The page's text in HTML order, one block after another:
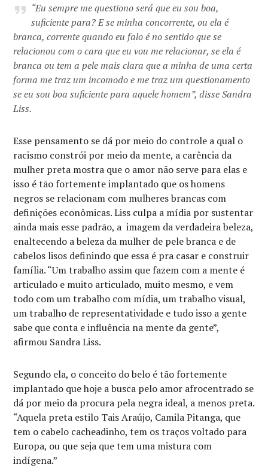
“Eu sempre me questiono será que eu sou boa,
suficiente para? E se minha concorrente, ou ela é
branca, corrente quando eu falo é no sentido que se
relacionou com o cara que eu vou me relacionar, se ela é
branca ou tem a pele mais clara que a minha de uma certa
forma me traz um incomodo e me traz um questionamento
se eu sou boa suficiente para aquele homem”, disse Sandra
Liss.
Esse pensamento se dá por meio do controle a qual o
racismo constrói por meio da mente, a carência da
mulher preta mostra que o amor não serve para elas e
isso é tão fortemente implantado que os homens
negros se relacionam com mulheres brancas com
definições econômicas. Liss culpa a mídia por sustentar
ainda mais esse padrão, a imagem da verdadeira beleza,
enaltecendo a beleza da mulher de pele branca e de
cabelos lisos definindo que essa é pra casar e construir
família. “Um trabalho assim que fazem com a mente é
articulado e muito articulado, muito mesmo, e vem
todo com um trabalho com mídia, um trabalho visual,
um trabalho de representatividade e tudo isso a gente
sabe que conta e influência na mente da gente”,
afirmou Sandra Liss.
Segundo ela, o conceito do belo é tão fortemente
implantado que hoje a busca pelo amor afrocentrado se
dá por meio da procura pela negra ideal, a menos preta.
“Aquela preta estilo Tais Araújo, Camila Pitanga, que
tem o cabelo cacheadinho, tem os traços voltado para
Europa, ou que seja que tem uma mistura com
indígena.”